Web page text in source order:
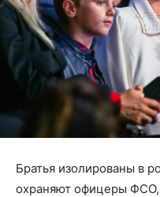
Братья изолированы в
охраняют офицеры